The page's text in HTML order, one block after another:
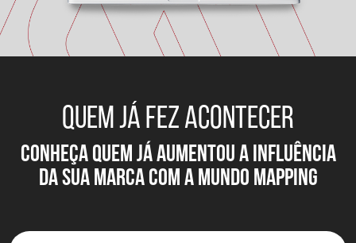
QUEM JÁ FEZ ACONTECER
conheça quem já aumentou a influÊNCIA
DA SUA MARCA com a MUNDO MAPPING